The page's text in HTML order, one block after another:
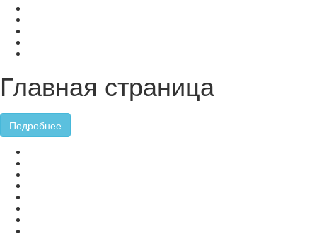
Главная страница
Подробнее